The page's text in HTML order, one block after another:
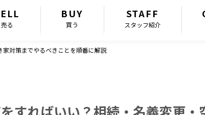
売る
BUY
買う
STAFF
スタッフ紹介
対策までやるべきことを順番に解説
すればいい？相続・名義変更・